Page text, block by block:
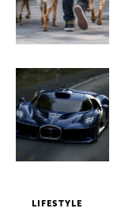
LIFESTYLE